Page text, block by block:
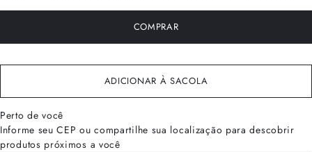
COMPRAR
ADICIONAR À SACOLA
Perto de você
Informe seu CEP ou compartilhe sua localização para descobrir
produtos próximos a você